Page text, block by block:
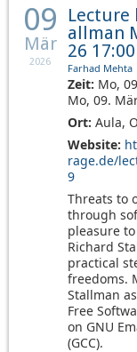
09
Mär
2026
Lecture
allman
26
Farhad Mehta
Zeit: Mo,
Mo, 09.
Ort: Aula,
Website:
rage.de/
9
Threats to
through
pleasure
Richard
practical
freedoms.
Stallman
Free
on GNU
(GCC).